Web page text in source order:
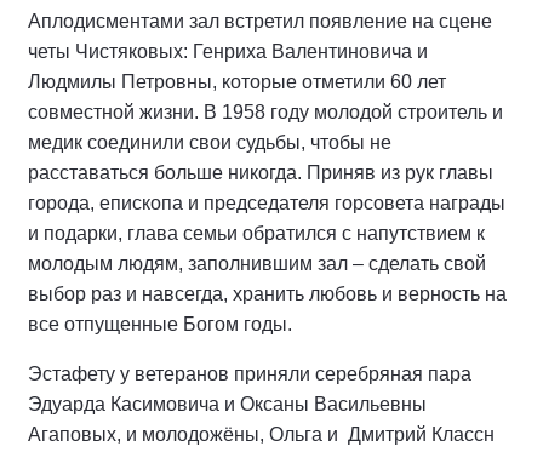
Аплодисментами зал встретил появление на сцене
четы Чистяковых: Генриха Валентиновича и
Людмилы Петровны, которые отметили 60 лет
совместной жизни. В 1958 году молодой строитель и
медик соединили свои судьбы, чтобы не
расставаться больше никогда. Приняв из рук главы
города, епископа и председателя горсовета награды
и подарки, глава семьи обратился с напутствием к
молодым людям, заполнившим зал – сделать свой
выбор раз и навсегда, хранить любовь и верность на
все отпущенные Богом годы.
Эстафету у ветеранов приняли серебряная пара
Эдуарда Касимовича и Оксаны Васильевны
Агаповых, и молодожёны, Ольга и Дмитрий Классн